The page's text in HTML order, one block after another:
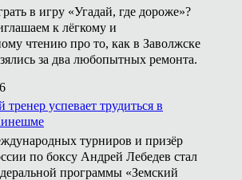
в игру «Угадай, где дороже»?
к лёгкому и
чтению про то, как в Заволжске
за два любопытных ремонта.
успевает трудиться в
турниров и призёр
по боксу Андрей Лебедев стал
программы «Земский